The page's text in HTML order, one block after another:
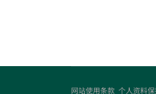
网站使用条款 个人资料